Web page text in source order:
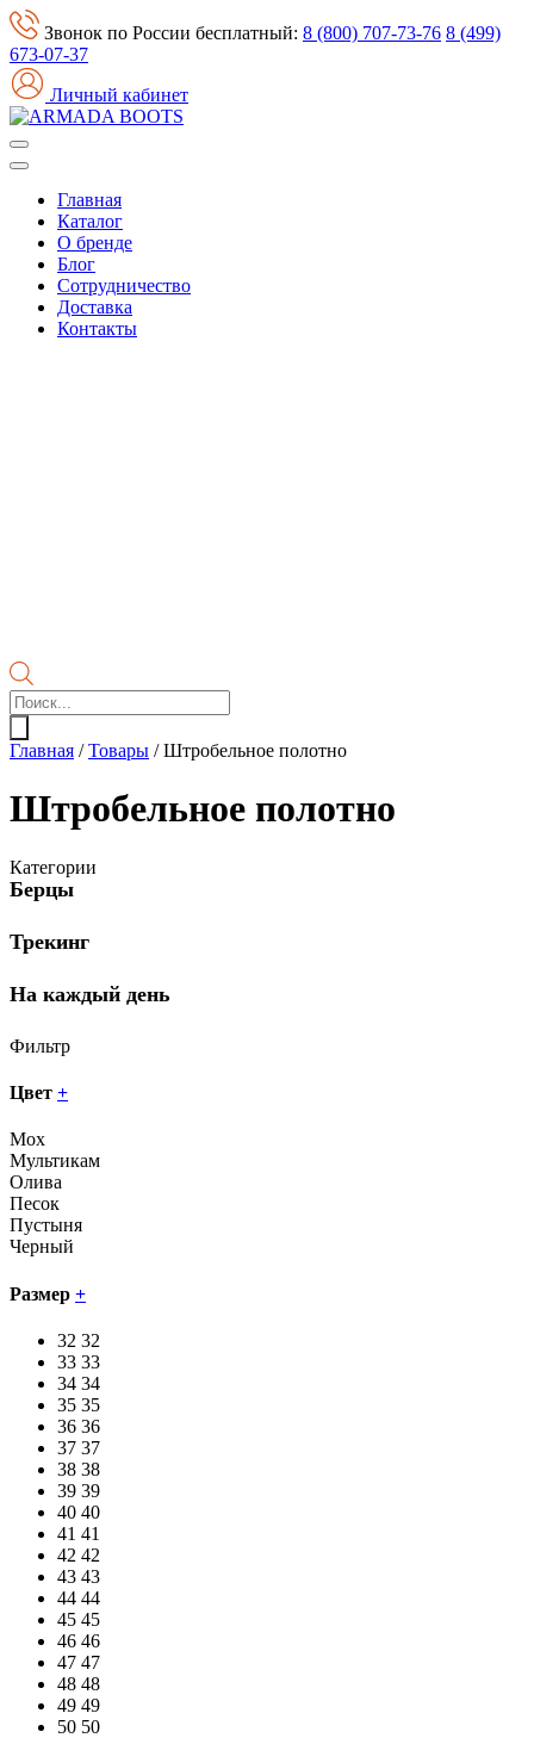
Звонок по России бесплатный: 8 (800) 707-73-76 8 (499)
673-07-37
Личный кабинет
Главная
Каталог
О бренде
Блог
Сотрудничество
Доставка
Контакты
Поиск
товаров
Главная / Товары / Штробельное полотно
Штробельное полотно
Категории
Берцы
Трекинг
На каждый день
Фильтр
Цвет +
Мох
Мультикам
Олива
Песок
Пустыня
Черный
Размер +
32 32
33 33
34 34
35 35
36 36
37 37
38 38
39 39
40 40
41 41
42 42
43 43
44 44
45 45
46 46
47 47
48 48
49 49
50 50